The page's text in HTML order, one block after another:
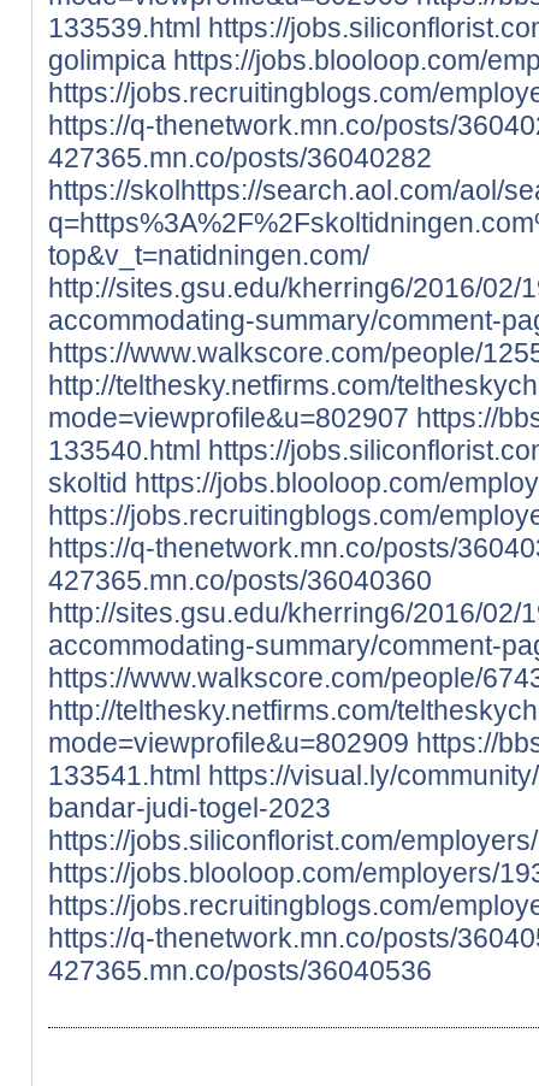
133539.html https://
golimpica https://jobs.blooloop.com/
https://jobs.recruitingblogs.com/
https://q-thenetwork.mn.co/posts/
427365.mn.co/posts/36040282
https://skolhttps://search.aol.com/aol/
top&v_t=natidningen.com/
http://sites.gsu.edu/kherring6/2016/02/
accommodating-summary/comment-
https://www.walkscore.com/people/
http://telthesky.netfirms.com/
mode=viewprofile&u=802907 https://
133540.html https://
skoltid https://jobs.blooloop.com/
https://jobs.recruitingblogs.com/
https://q-thenetwork.mn.co/posts/
427365.mn.co/posts/36040360
http://sites.gsu.edu/kherring6/2016/02/
accommodating-summary/comment-
https://www.walkscore.com/people/
http://telthesky.netfirms.com/
mode=viewprofile&u=802909 https://
133541.html https://visual.ly/
bandar-judi-togel-2023
https://jobs.siliconflorist.com/
https://jobs.blooloop.com/employers/
https://jobs.recruitingblogs.com/
https://q-thenetwork.mn.co/posts/
427365.mn.co/posts/36040536